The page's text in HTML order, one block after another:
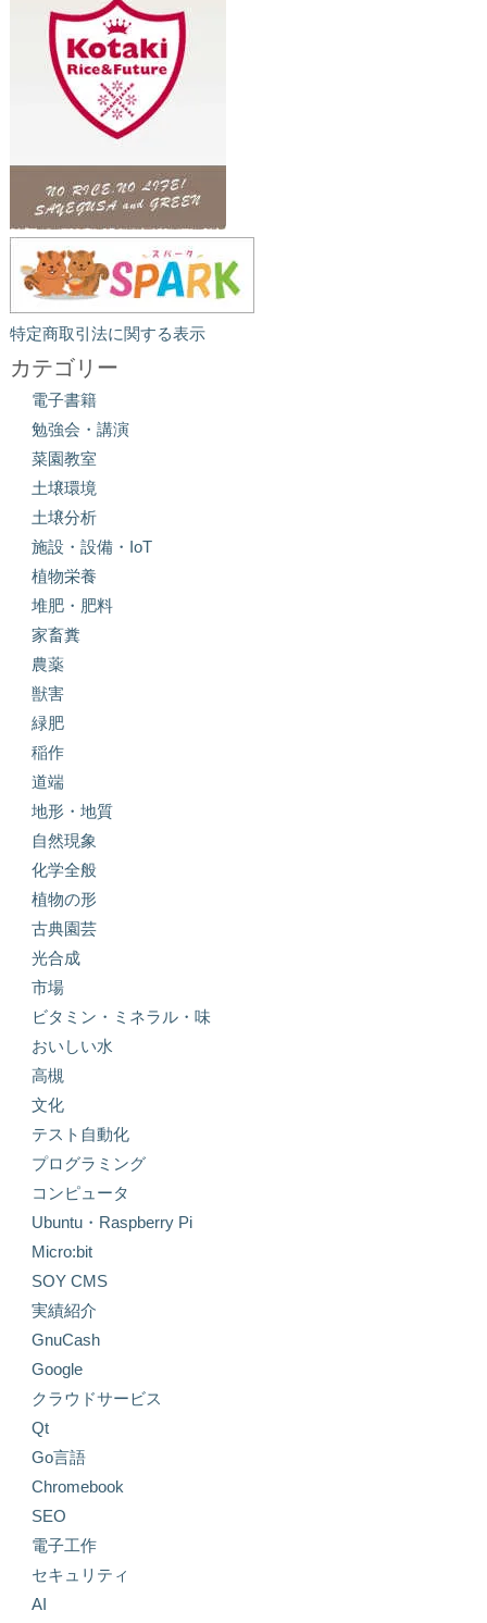
特定商取引法に関する表示
カテゴリー
電子書籍
勉強会・講演
菜園教室
土壌環境
土壌分析
施設・設備・IoT
植物栄養
堆肥・肥料
家畜糞
農薬
獣害
緑肥
稲作
道端
地形・地質
自然現象
化学全般
植物の形
古典園芸
光合成
市場
ビタミン・ミネラル・味
おいしい水
高槻
文化
テスト自動化
プログラミング
コンピュータ
Ubuntu・Raspberry Pi
Micro:bit
SOY CMS
実績紹介
GnuCash
Google
クラウドサービス
Qt
Go言語
Chromebook
SEO
電子工作
セキュリティ
AI